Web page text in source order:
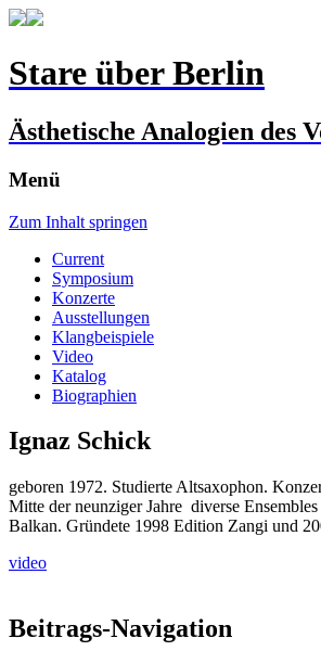
Stare über Berlin
Ästhetische Analogien des
Menü
Zum Inhalt springen
Current
Symposium
Konzerte
Ausstellungen
Klangbeispiele
Video
Katalog
Biographien
Ignaz Schick
geboren 1972. Studierte Altsaxophon.
Mitte der neunziger Jahre diverse
Balkan. Gründete 1998 Edition Zangi und
video
Beitrags-Navigation